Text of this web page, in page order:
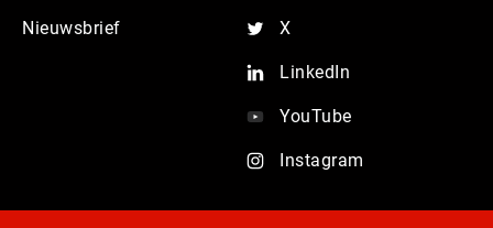
Nieuwsbrief X
LinkedIn
YouTube
Instagram